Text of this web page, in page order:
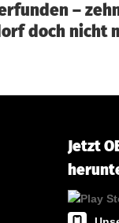
–
doch nicht
Jetzt